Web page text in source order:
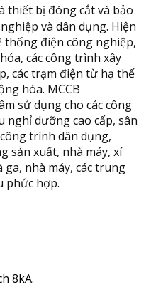
thiết bị đóng cắt và bảo
và dân dụng. Hiện
thống điện công nghiệp,
các công trình xây
các trạm điện từ hạ thế
hóa. MCCB
sử dụng cho các công
nghỉ dưỡng cao cấp, sân
trình dân dụng,
sản xuất, nhà máy, xí
nhà máy, các trung
phức hợp.
8kA.